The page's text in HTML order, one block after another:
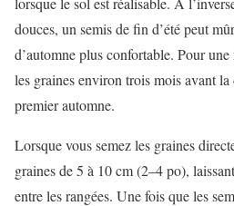
douces, un semis de fin d’été peut
d’automne plus confortable. Pour
les graines environ trois mois avant la
premier automne.
Lorsque vous semez les graines
graines de 5 à 10 cm (2–4 po),
entre les rangées. Une fois que les